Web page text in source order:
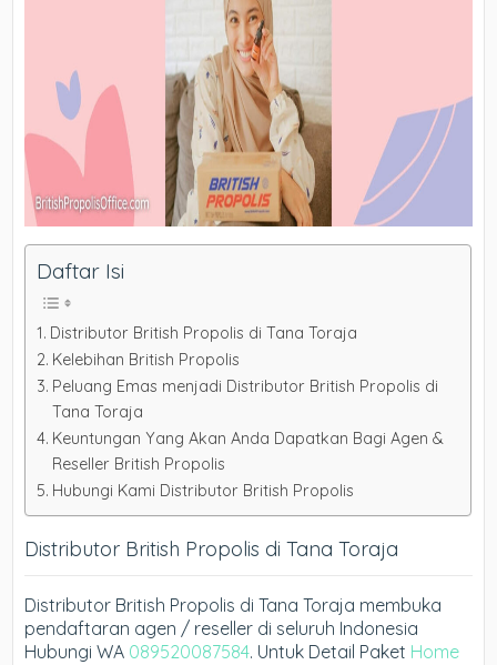
Daftar Isi
Distributor British Propolis di Tana Toraja
Kelebihan British Propolis
Peluang Emas menjadi Distributor British Propolis di
Tana Toraja
Keuntungan Yang Akan Anda Dapatkan Bagi Agen &
Reseller British Propolis
Hubungi Kami Distributor British Propolis
Distributor British Propolis di Tana Toraja
Distributor British Propolis di Tana Toraja membuka
pendaftaran agen / reseller di seluruh Indonesia
Hubungi WA 089520087584. Untuk Detail Paket Home